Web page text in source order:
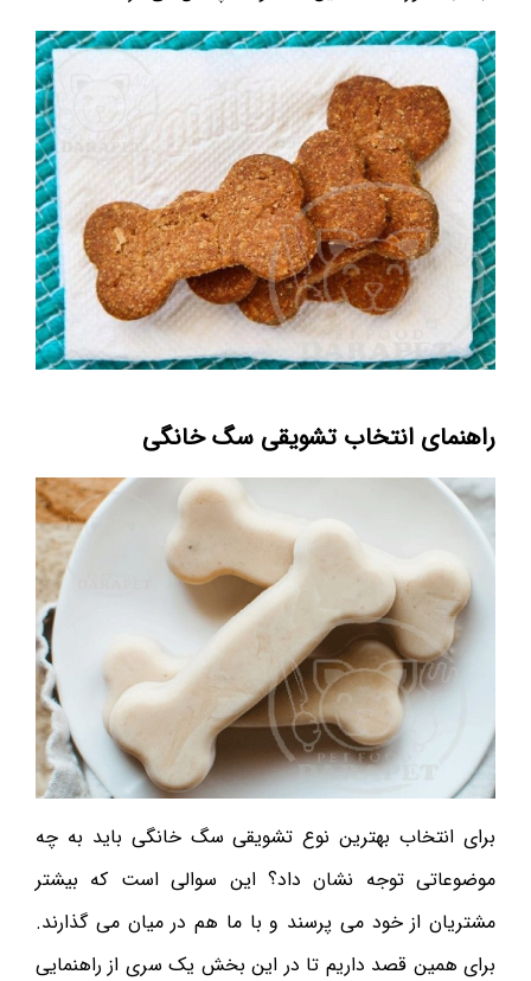
راهنمای انتخاب تشویقی سگ خانگی
برای انتخاب بهترین نوع تشویقی سگ خانگی باید به چه
موضوعاتی توجه نشان داد؟ این سوالی است که بیشتر
مشتریان از خود می پرسند و با ما هم در میان می گذارند.
برای همین قصد داریم تا در این بخش یک سری از راهنمایی